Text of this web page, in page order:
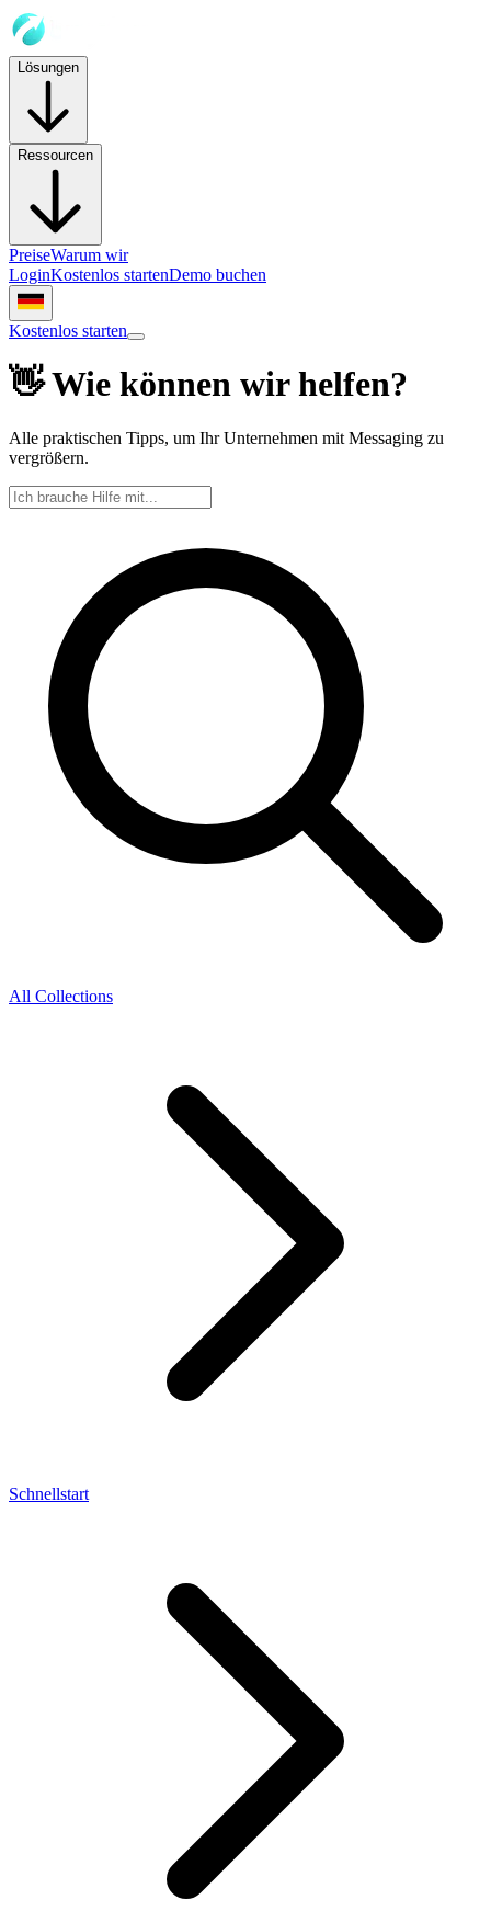
Lösungen
Ressourcen
PreiseWarum wir
LoginKostenlos startenDemo buchen
Kostenlos starten
👋 Wie können wir helfen?
Alle praktischen Tipps, um Ihr Unternehmen mit Messaging zu
vergrößern.
All Collections
Schnellstart